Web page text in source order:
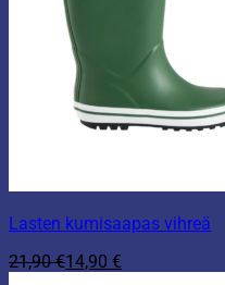
Lasten kumisaapas vihreä
21,90€14,90 €